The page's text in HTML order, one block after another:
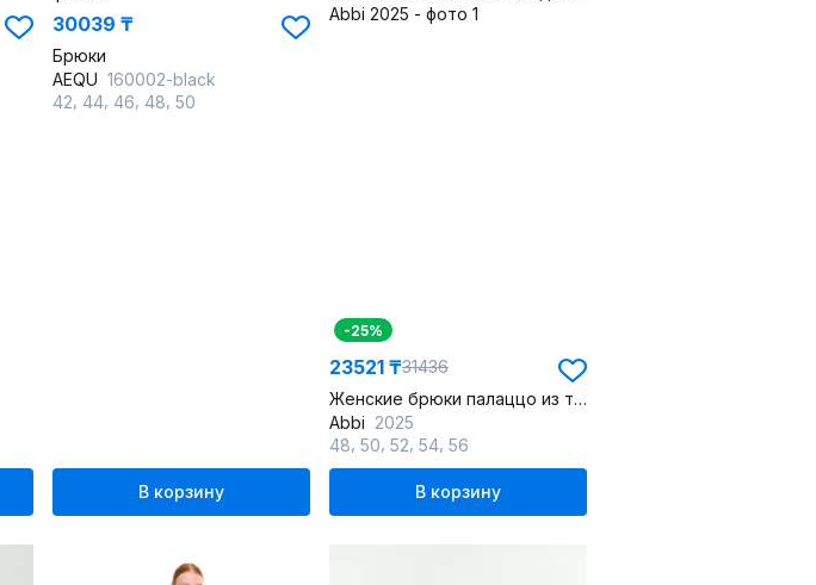
30039 ₸
Брюки
AEQU 160002-black
42 44 46 48 50
В корзину
-25%
23521 ₸31436
Женские брюки палаццо из текстиля с высокой посадкой
Abbi 2025
48 50 52 54 56
В корзину